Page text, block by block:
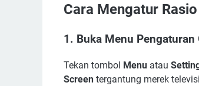
Cara Mengatur
1. Buka Menu Pengaturan
Tekan tombol Menu atau
Screen tergantung merek